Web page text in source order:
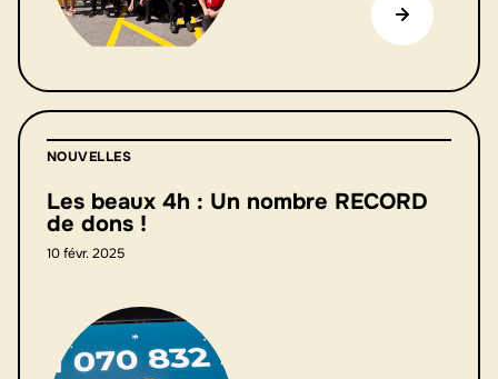
NOUVELLES
Les beaux 4h : Un nombre RECORD
de dons !
10 févr. 2025